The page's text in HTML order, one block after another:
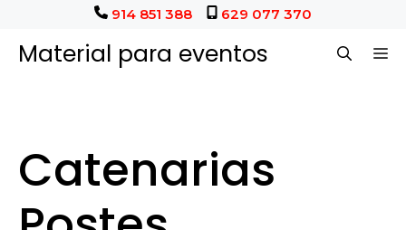
contenido
914 851 388 629 077 370
Material para eventos
Catenarias